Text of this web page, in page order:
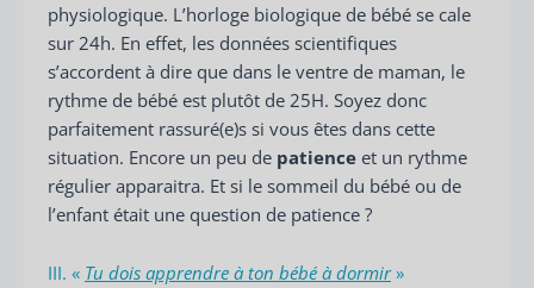
physiologique. L’horloge biologique de bébé se cale
sur 24h. En effet, les données scientifiques
s’accordent à dire que dans le ventre de maman, le
rythme de bébé est plutôt de 25H. Soyez donc
parfaitement rassuré(e)s si vous êtes dans cette
situation. Encore un peu de patience et un rythme
régulier apparaitra. Et si le sommeil du bébé ou de
l’enfant était une question de patience ?
III. « Tu dois apprendre à ton bébé à dormir»